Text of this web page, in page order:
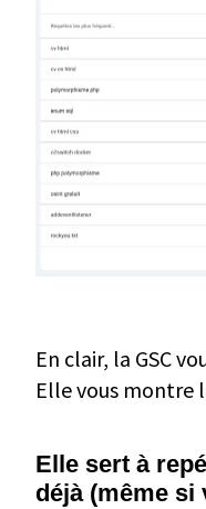
En clair, la GSC
Elle vous montre
Elle sert à
déjà (même si